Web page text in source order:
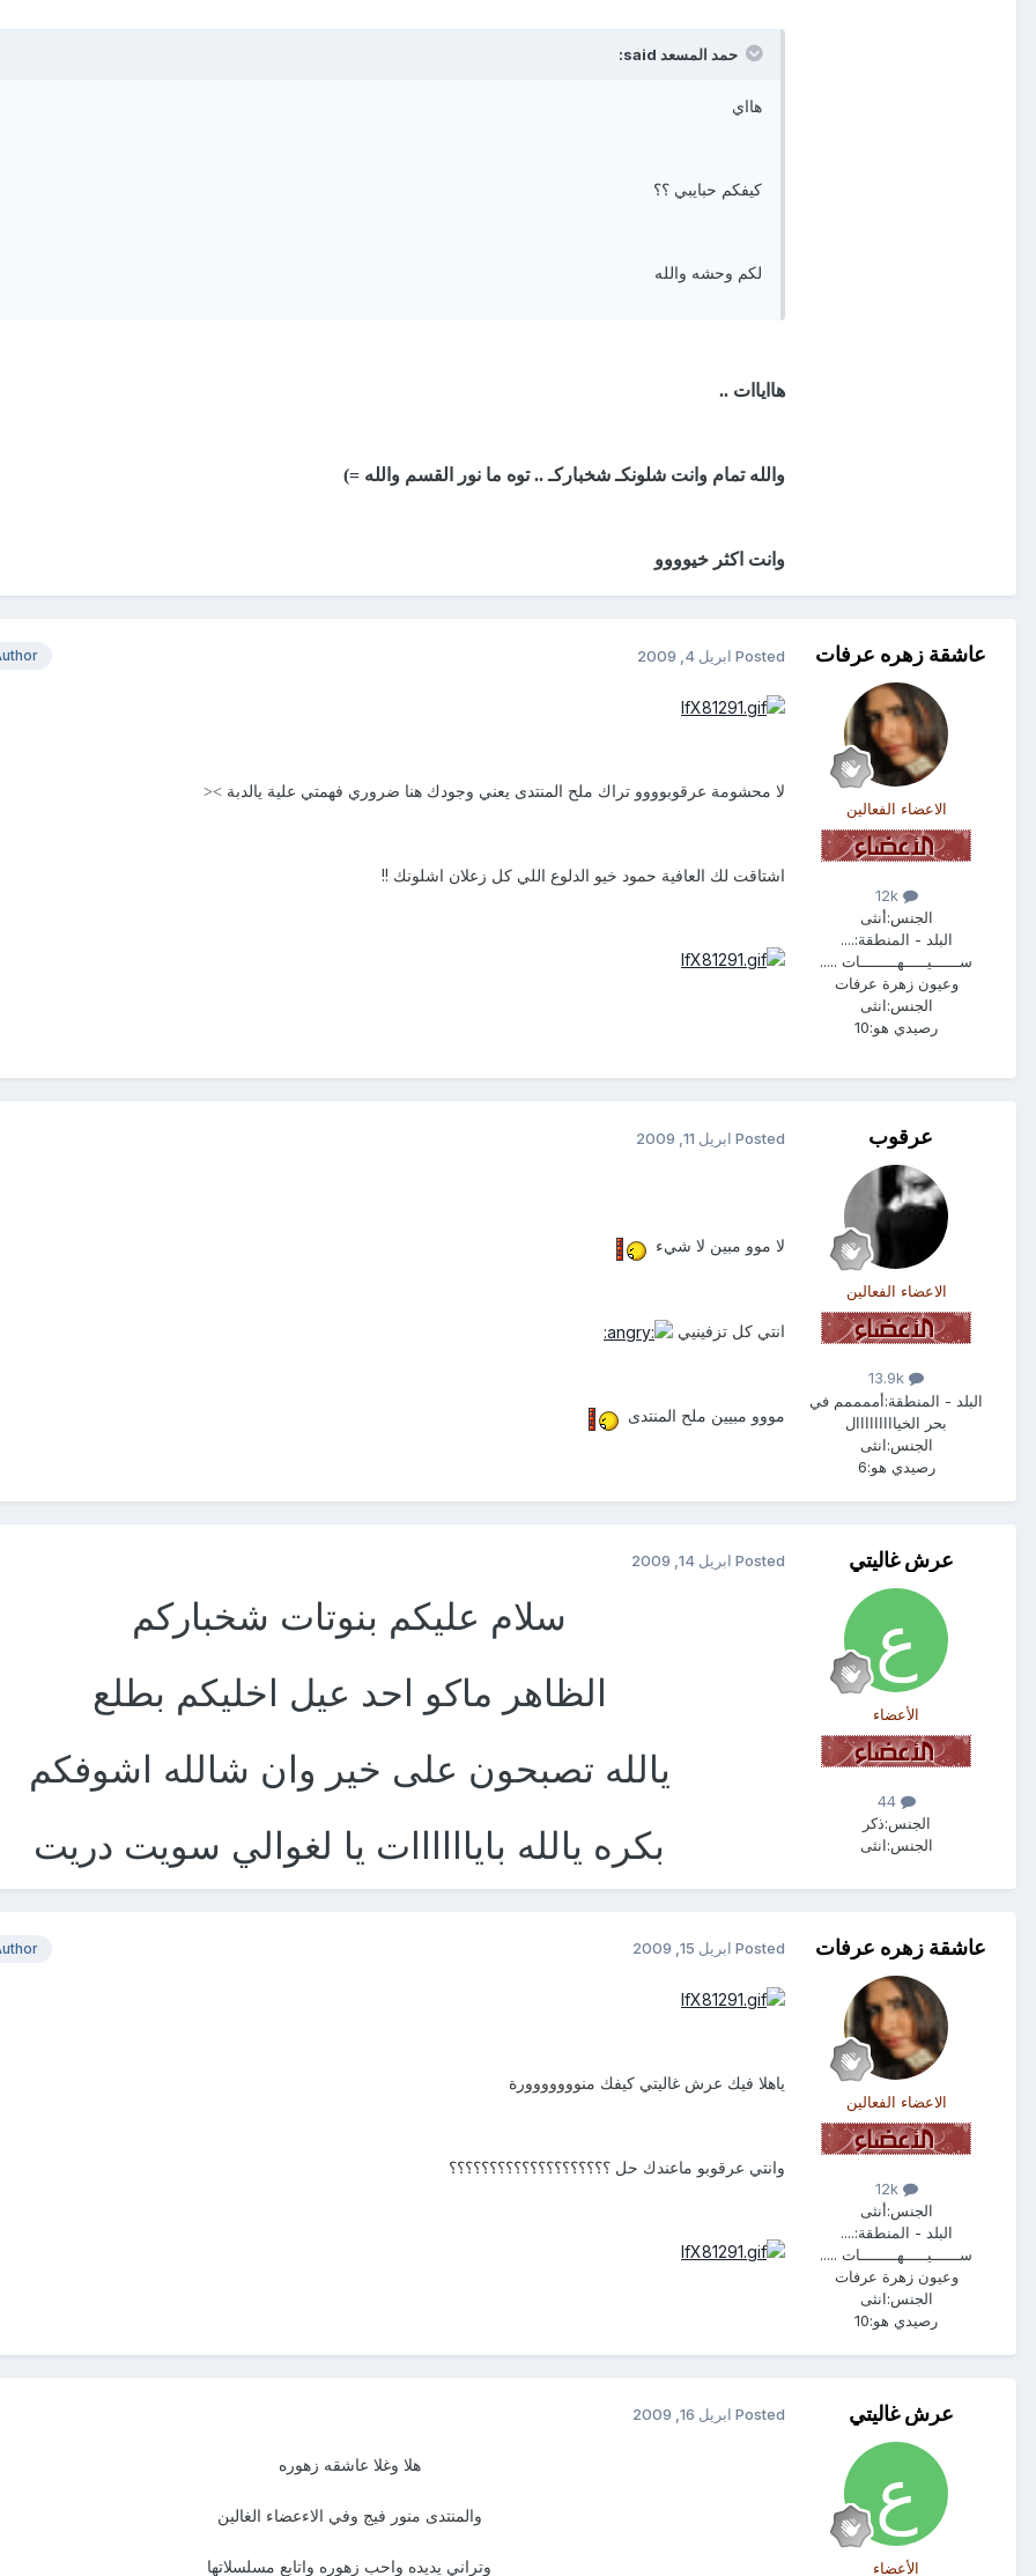
حمد المسعد said:
هااي
كيفكم حبايبي ؟؟
لكم وحشه والله
هااياات ..
والله تمام وانت شلونكـ شخباركـ .. توه ما نور القسم والله =)
وانت اكثر خيوووو
عاشقة زهره عرفات
الاعضاء الفعالين
12k
الجنس:أنثى
البلد - المنطقة:....
ســــــيـــــهــــــــات .....
وعيون زهرة عرفات
الجنس:انثى
رصيدي هو:10
Posted ابريل 4, 2009
لا محشومة عرقوبوووو تراك ملح المنتدى يعني وجودك هنا ضروري فهمتي علية يالدبة ><
اشتاقت لك العافية حمود خيو الدلوع اللي كل زعلان اشلونك !!
عرقوب
الاعضاء الفعالين
البلد - المنطقة:أممممم في
بحر الخيااااااااال
الجنس:انثى
رصيدي هو:6
Posted ابريل 11, 2009
لا موو مبين لا شيء
انتي كل تزفينيي
مووو مبيين ملح المنتدى
عرش غاليتي
الأعضاء
44
الجنس:ذكر
الجنس:انثى
Posted ابريل 14, 2009
سلام عليكم بنوتات شخباركم
الظاهر ماكو احد عيل اخليكم بطلع
يالله تصبحون على خير وان شالله اشوفكم
بكره يالله باياااااات يا لغوالي سويت دريت
عاشقة زهره عرفات
الاعضاء الفعالين
12k
الجنس:أنثى
البلد - المنطقة:....
ســــــيـــــهــــــــات .....
وعيون زهرة عرفات
الجنس:انثى
رصيدي هو:10
Posted ابريل 15, 2009
ياهلا فيك عرش غاليتي كيفك منووووووورة
وانتي عرقوبو ماعندك حل ؟؟؟؟؟؟؟؟؟؟؟؟؟؟؟؟؟؟؟؟
عرش غاليتي
الأعضاء
Posted ابريل 16, 2009
هلا وغلا عاشقه زهوره
والمنتدى منور فيج وفي الاءعضاء الغالين
وتراني يديده واحب زهوره واتابع مسلسلاتها